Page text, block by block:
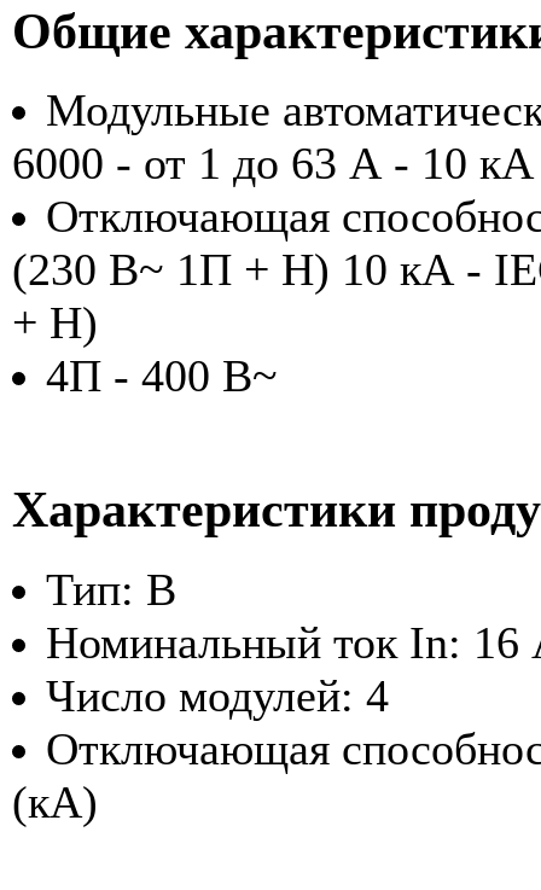
Общие
Модульные
6000 - от 1 до 63 А - 10
Отключающая
(230 В~ 1П + Н) 10 кА -
+ Н)
4П - 400 В~
Характеристики
Тип: B
Номинальный ток In: 16
Число модулей: 4
Отключающая
(кА)